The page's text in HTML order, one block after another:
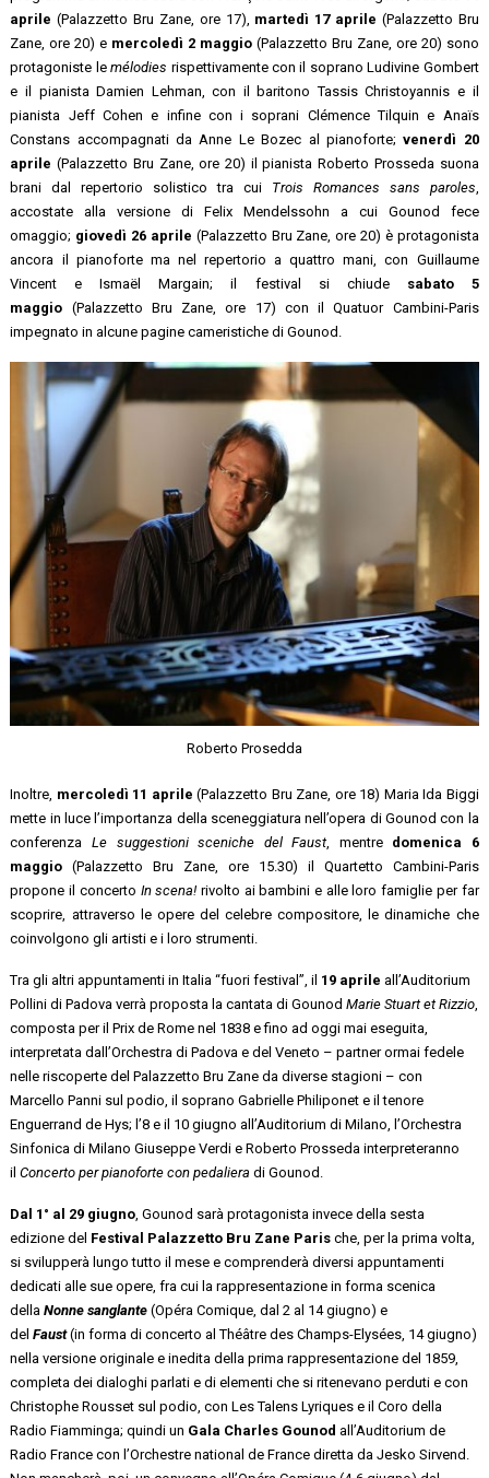
aprile(Palazzetto Bru Zane, ore 17), martedì 17 aprile (Palazzetto Bru
Zane, ore 20) e mercoledì 2 maggio (Palazzetto Bru Zane, ore 20) sono
protagoniste lemélodies rispettivamente con il soprano Ludivine Gombert
e il pianista Damien Lehman, con il baritono Tassis Christoyannis e il
pianista Jeff Cohen e infine con i soprani Clémence Tilquin e Anaïs
Constans accompagnati da Anne Le Bozec al pianoforte;venerdì 20
aprile(Palazzetto Bru Zane, ore 20) il pianista Roberto Prosseda suona
brani dal repertorio solistico tra cui Trois Romances sans paroles
accostate alla versione di Felix Mendelssohn a cui Gounod fece
omaggio; giovedì 26 aprile (Palazzetto Bru Zane, ore 20) è protagonista
ancora il pianoforte ma nel repertorio a quattro mani, con Guillaume
Vincent e Ismaël Margain; il festival si chiude sabato 5
maggio (Palazzetto Bru Zane, ore 17) con il Quatuor Cambini-Paris
impegnato in alcune pagine cameristiche di Gounod.
Roberto Prosedda
Inoltre, mercoledì 11 aprile (Palazzetto Bru Zane, ore 18) Maria Ida Biggi
mette in luce l’importanza della sceneggiatura nell’opera di Gounod con la
conferenza Le suggestioni sceniche del Faust, mentre domenica 6
maggio (Palazzetto Bru Zane, ore 15.30) il Quartetto Cambini-Paris
propone il concerto In scena! rivolto ai bambini e alle loro famiglie per far
scoprire, attraverso le opere del celebre compositore, le dinamiche che
coinvolgono gli artisti e i loro strumenti.
Tra gli altri appuntamenti in Italia “fuori festival”, il 19 aprile all’Auditorium
Pollini di Padova verrà proposta la cantata di GounodMarie Stuart et Rizzio
composta per il Prix de Rome nel 1838 e fino ad oggi mai eseguita,
interpretata dall’Orchestra di Padova e del Veneto – partner ormai fedele
nelle riscoperte del Palazzetto Bru Zane da diverse stagioni – con
Marcello Panni sul podio, il soprano Gabrielle Philiponet e il tenore
Enguerrand de Hys; l’8 e il 10 giugno all’Auditorium di Milano, l’Orchestra
Sinfonica di Milano Giuseppe Verdi e Roberto Prosseda interpreteranno
ilConcerto per pianoforte con pedaliera di Gounod.
Dal 1° al 29 giugno , Gounod sarà protagonista invece della sesta
edizione del Festival Palazzetto Bru Zane Paris che, per la prima volta,
si svilupperà lungo tutto il mese e comprenderà diversi appuntamenti
dedicati alle sue opere, fra cui la rappresentazione in forma scenica
dellaNonne sanglante (Opéra Comique, dal 2 al 14 giugno) e
delFaust (in forma di concerto al Théâtre des Champs-Elysées, 14 giugno)
nella versione originale e inedita della prima rappresentazione del 1859,
completa dei dialoghi parlati e di elementi che si ritenevano perduti e con
Christophe Rousset sul podio, con Les Talens Lyriques e il Coro della
Radio Fiamminga; quindi un Gala Charles Gounodall’Auditorium de
Radio France con l’Orchestre national de France diretta da Jesko Sirvend.